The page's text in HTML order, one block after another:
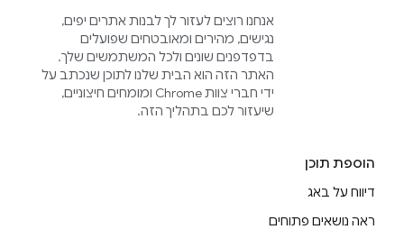
אנחנו רוצים לעזור לך לבנות אתרים יפים,
נגישים, מהירים ומאובטחים שפועלים
בדפדפנים שונים ולכל המשתמשים שלך.
האתר הזה הוא הבית שלנו לתוכן שנכתב על
ידי חברי צוות Chrome ומומחים חיצוניים,
שיעזור לכם בתהליך הזה.
הוספת תוכן
דיווח על באג
ראה נושאים פתוחים